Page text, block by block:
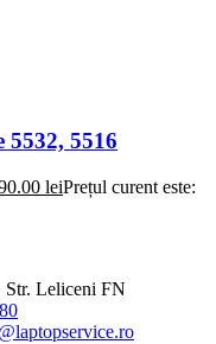
5532, 5516
leiPrețul curent este:
Str. Leliceni FN